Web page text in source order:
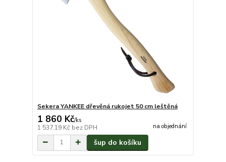
Sekera YANKEE dřevěná rukojet 50 cm leštěná
1 860 Kč/ks
1 537,19 Kč bez DPH na objednání
šup do košíku